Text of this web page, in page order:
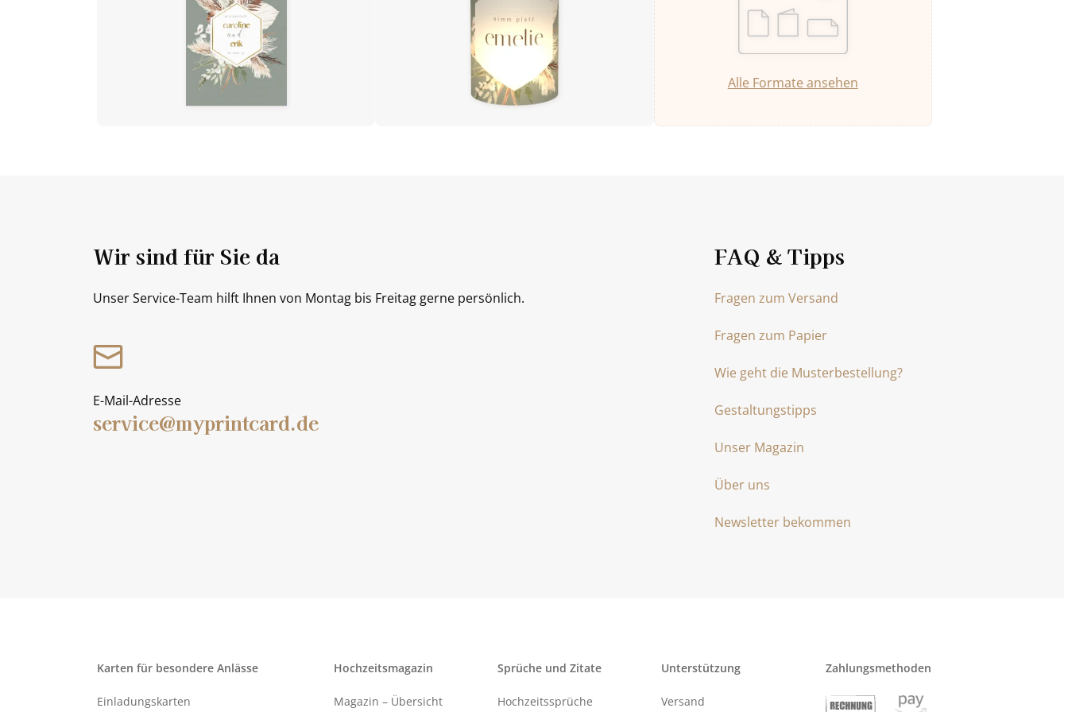
Alle Formate ansehen
FAQ & Tipps
Fragen zum Versand
Fragen zum Papier
Wie geht die Musterbestellung?
Gestaltungstipps
Unser Magazin
Über uns
Newsletter bekommen
Wir sind für Sie da
Unser Service-Team hilft Ihnen von Montag bis Freitag gerne persönlich.
E-Mail-Adresse
service@myprintcard.de
Karten für besondere Anlässe
Einladungskarten
Hochzeitsmagazin
Magazin – Übersicht
Sprüche und Zitate
Hochzeitssprüche
Unterstützung
Versand
Zahlungsmethoden